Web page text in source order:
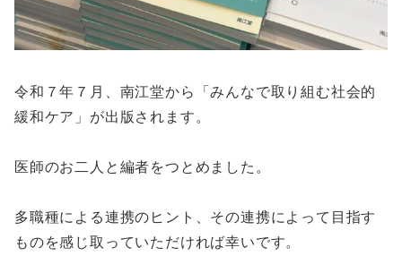
令和７年７月、南江堂から「みんなで取り組む社会的
緩和ケア」が出版されます。
医師のお二人と編者をつとめました。
多職種による連携のヒント、その連携によって目指す
ものを感じ取っていただければ幸いです。